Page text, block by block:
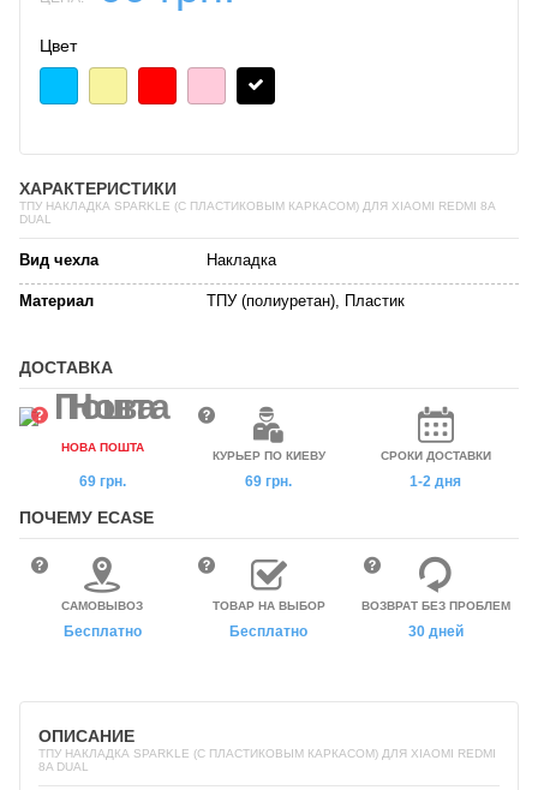
Цвет
ХАРАКТЕРИСТИКИ
ТПУ НАКЛАДКА SPARKLE (C ПЛАСТИКОВЫМ КАРКАСОМ) ДЛЯ XIAOMI REDMI 8A
DUAL
Вид чехла Накладка
Материал ТПУ (полиуретан), Пластик
ДОСТАВКА
НОВА ПОШТА
69 грн.
КУРЬЕР ПО КИЕВУ
69 грн.
СРОКИ ДОСТАВКИ
1-2 дня
ПОЧЕМУ ECASE
САМОВЫВОЗ
Бесплатно
ТОВАР НА ВЫБОР
Бесплатно
ВОЗВРАТ БЕЗ ПРОБЛЕМ
30 дней
ОПИСАНИЕ
ТПУ НАКЛАДКА SPARKLE (C ПЛАСТИКОВЫМ КАРКАСОМ) ДЛЯ XIAOMI REDMI
8A DUAL